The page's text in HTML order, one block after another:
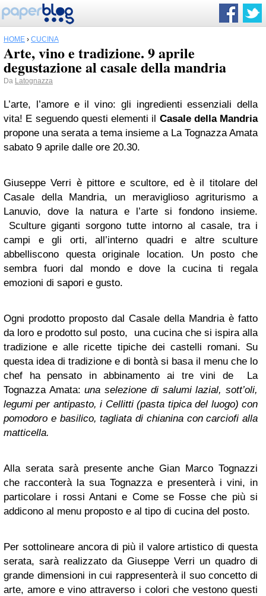
HOME › CUCINA
Arte, vino e tradizione. 9 aprile
degustazione al casale della mandria
Da Latognazza
L’arte, l’amore e il vino: gli ingredienti essenziali della
vita! E seguendo questi elementi il Casale della Mandria
propone una serata a tema insieme a La Tognazza Amata
sabato 9 aprile dalle ore 20.30.
Giuseppe Verri è pittore e scultore, ed è il titolare del
Casale della Mandria, un meraviglioso agriturismo a
Lanuvio, dove la natura e l’arte si fondono insieme.
Sculture giganti sorgono tutte intorno al casale, tra i
campi e gli orti, all’interno quadri e altre sculture
abbelliscono questa originale location. Un posto che
sembra fuori dal mondo e dove la cucina ti regala
emozioni di sapori e gusto.
Ogni prodotto proposto dal Casale della Mandria è fatto
da loro e prodotto sul posto, una cucina che si ispira alla
tradizione e alle ricette tipiche dei castelli romani. Su
questa idea di tradizione e di bontà si basa il menu che lo
chef ha pensato in abbinamento ai tre vini de La
Tognazza Amata:una selezione di salumi lazial, sott’oli,
legumi per antipasto, i Cellitti (pasta tipica del luogo) con
pomodoro e basilico, tagliata di chianina con carciofi alla
matticella.
Alla serata sarà presente anche Gian Marco Tognazzi
che racconterà la sua Tognazza e presenterà i vini, in
particolare i rossi Antani e Come se Fosse che più si
addicono al menu proposto e al tipo di cucina del posto.
Per sottolineare ancora di più il valore artistico di questa
serata, sarà realizzato da Giuseppe Verri un quadro di
grande dimensioni in cui rappresenterà il suo concetto di
arte, amore e vino attraverso i colori che vestono questi